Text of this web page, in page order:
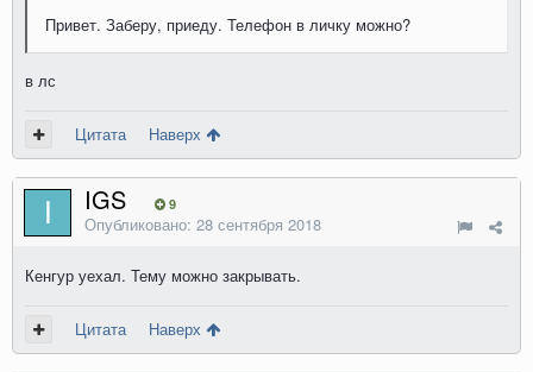
Привет. Заберу, приеду. Телефон в личку можно?
в лс
Цитата Наверх
IGS 9
Опубликовано: 28 сентября 2018
Кенгур уехал. Тему можно закрывать.
Цитата Наверх